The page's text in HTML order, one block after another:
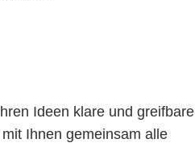
Ideen klare und greifbare
Ihnen gemeinsam alle